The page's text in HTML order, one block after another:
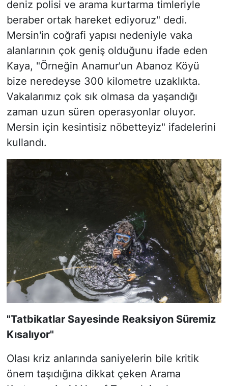
deniz polisi ve arama kurtarma timleriyle
beraber ortak hareket ediyoruz" dedi.
Mersin'in coğrafi yapısı nedeniyle vaka
alanlarının çok geniş olduğunu ifade eden
Kaya, "Örneğin Anamur'un Abanoz Köyü
bize neredeyse 300 kilometre uzaklıkta.
Vakalarımız çok sık olmasa da yaşandığı
zaman uzun süren operasyonlar oluyor.
Mersin için kesintisiz nöbetteyiz" ifadelerini
kullandı.
"Tatbikatlar Sayesinde Reaksiyon Süremiz
Kısalıyor"
Olası kriz anlarında saniyelerin bile kritik
önem taşıdığına dikkat çeken Arama